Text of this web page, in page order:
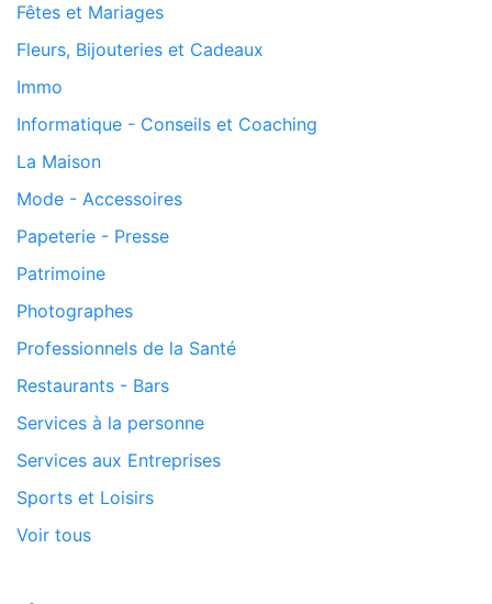
Fêtes et Mariages
Fleurs, Bijouteries et Cadeaux
Immo
Informatique - Conseils et Coaching
La Maison
Mode - Accessoires
Papeterie - Presse
Patrimoine
Photographes
Professionnels de la Santé
Restaurants - Bars
Services à la personne
Services aux Entreprises
Sports et Loisirs
Voir tous